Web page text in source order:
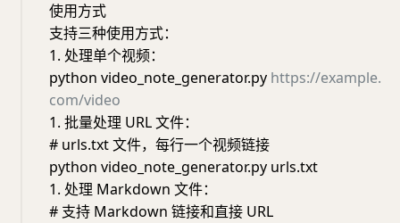
使用方式
支持三种使用方式：
1. 处理单个视频：
python video_note_generator.py https://example.
com/video
1. 批量处理 URL 文件：
# urls.txt 文件，每行一个视频链接
python video_note_generator.py urls.txt
1. 处理 Markdown 文件：
# 支持 Markdown 链接和直接 URL